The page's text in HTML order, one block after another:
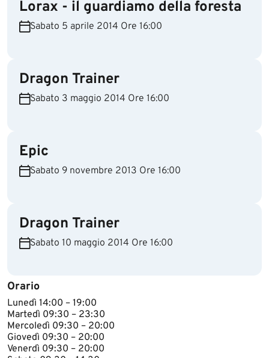
Lorax - il guardiamo della foresta
Sabato 5 aprile 2014 Ore 16:00
Dragon Trainer
Sabato 3 maggio 2014 Ore 16:00
Epic
Sabato 9 novembre 2013 Ore 16:00
Dragon Trainer
Sabato 10 maggio 2014 Ore 16:00
Orario
​Lunedì 14:00 – 19:00
Martedì 09:30 – 23:30
Mercoledì 09:30 – 20:00
Giovedì 09:30 – 20:00
Venerdì 09:30 – 20:00